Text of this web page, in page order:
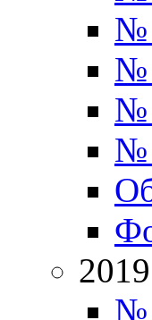
№
№
№
№
2019
№